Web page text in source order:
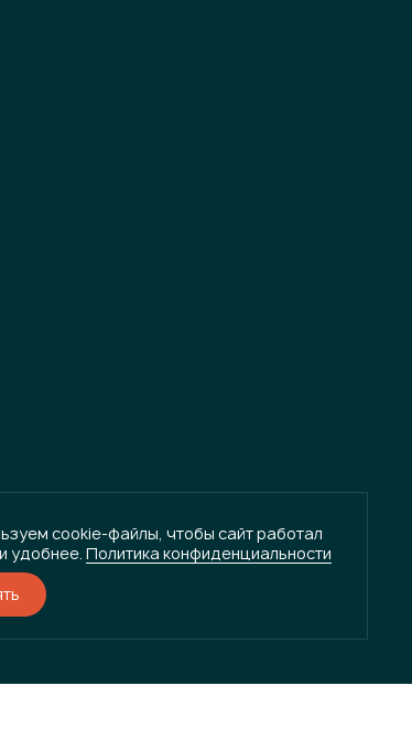
cookie-файлы, чтобы сайт работал
удобнее. Политика конфиденциальности